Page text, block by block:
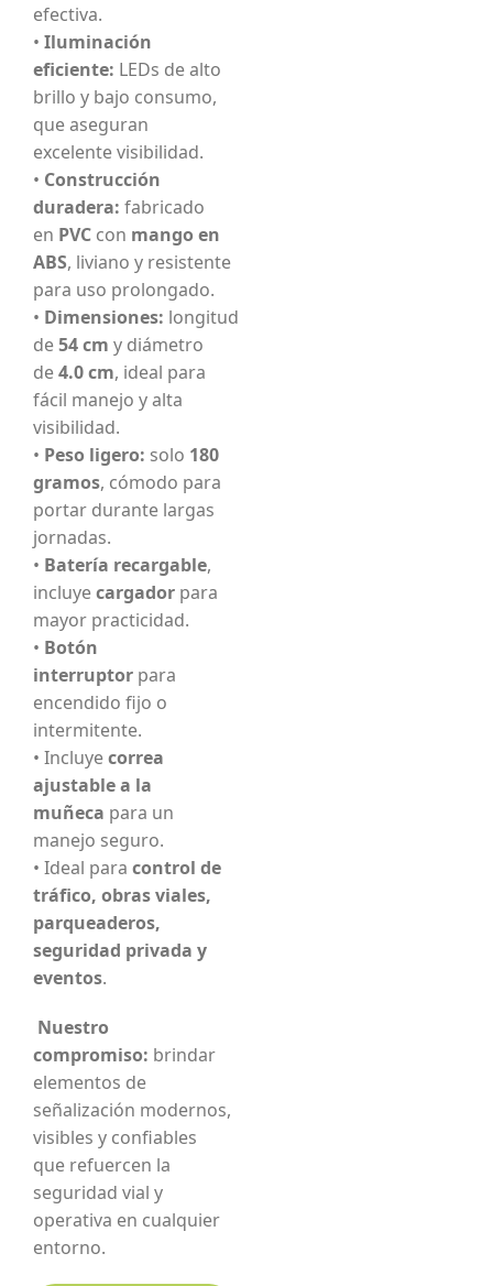
efectiva.
• Iluminación
eficiente: LEDs de alto
brillo y bajo consumo,
que aseguran
excelente visibilidad.
• Construcción
duradera: fabricado
en PVC con mango en
ABS, liviano y resistente
para uso prolongado.
• Dimensiones: longitud
de54 cm y diámetro
de4.0 cm, ideal para
fácil manejo y alta
visibilidad.
• Peso ligero: solo 180
gramos, cómodo para
portar durante largas
jornadas.
• Batería recargable,
incluyecargador para
mayor practicidad.
• Botón
interruptor para
encendido fijo o
intermitente.
• Incluyecorrea
ajustable a la
muñeca para un
manejo seguro.
• Ideal para control de
tráfico, obras viales,
parqueaderos,
seguridad privada y
eventos.
Nuestro
compromiso: brindar
elementos de
señalización modernos,
visibles y confiables
que refuercen la
seguridad vial y
operativa en cualquier
entorno.